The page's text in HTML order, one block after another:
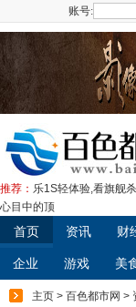
账号:
推荐： 乐1S轻体验,看旗舰
心目中的顶
首页 资讯 财
企业 游戏 美
主页 > 百色都市网 >